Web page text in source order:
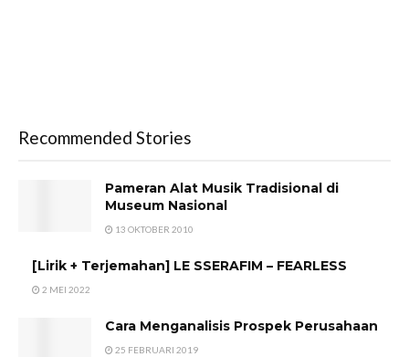
Recommended Stories
Pameran Alat Musik Tradisional di
Museum Nasional
13 OKTOBER 2010
[Lirik + Terjemahan] LE SSERAFIM – FEARLESS
2 MEI 2022
Cara Menganalisis Prospek Perusahaan
25 FEBRUARI 2019